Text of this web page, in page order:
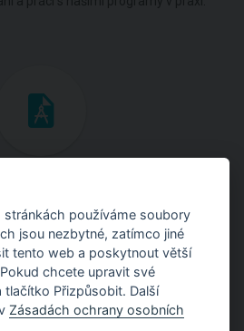
manuály
i praktickými ukázkami
programů.
používáme soubory
jsou nezbytné, zatímco jiné
tento web a poskytnout větší
chcete upravit své
tlačítko Přizpůsobit. Další
Zásadách ochrany osobních